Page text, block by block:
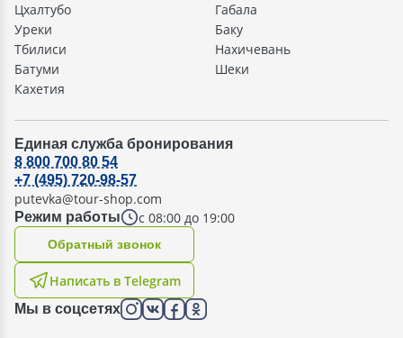
Цхалтубо
Уреки
Тбилиси
Батуми
Кахетия
Габала
Баку
Нахичевань
Шеки
Единая служба бронирования
Режим работы с 08:00 до 19:00
8 800 700 80 54
+7 (495) 720-98-57
putevka@tour-shop.com
Написать в Telegram
Oбратный звонок
Мы в соцсетях